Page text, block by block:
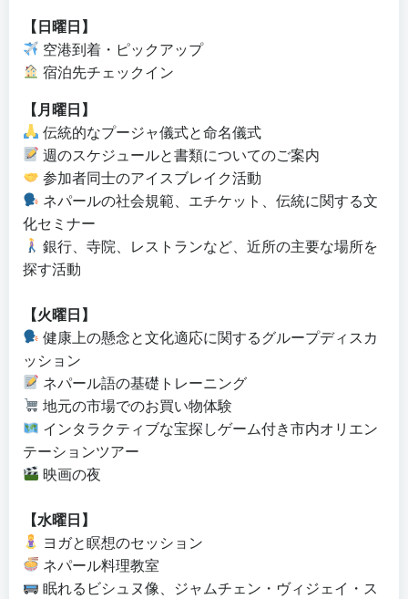
【日曜日】
空港到着・ピックアップ
宿泊先チェックイン
【月曜日】
伝統的なプージャ儀式と命名儀式
週のスケジュールと書類についてのご案内
参加者同士のアイスブレイク活動
ネパールの社会規範、エチケット、伝統に関する文
化セミナー
銀行、寺院、レストランなど、近所の主要な場所を
探す活動
【火曜日】
健康上の懸念と文化適応に関するグループディスカ
ッション
ネパール語の基礎トレーニング
地元の市場でのお買い物体験
インタラクティブな宝探しゲーム付き市内オリエン
テーションツアー
映画の夜
【水曜日】
ヨガと瞑想のセッション
ネパール料理教室
眠れるビシュヌ像、ジャムチェン・ヴィジェイ・ス